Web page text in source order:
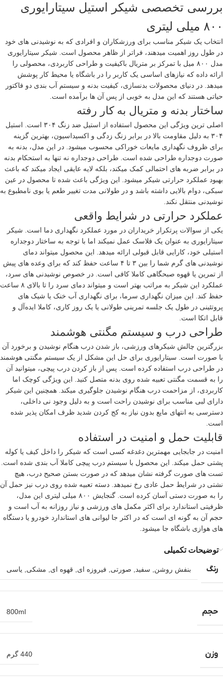
بررسی تخصصی شیکر استیل سیتارایوری
۸۰۰ میلی لیتری
انتخاب یک شیکر مناسب برای ورزشکاران و افرادی که به نوشیدنی های خود
در طول روز اهمیت میدهند، فراتر از ظاهر محصول است. شیکر سیتارایوری
مدل ۸۰۰ میل با تمرکز بر متریال باکیفیت و طراحی کاربردی، محصولی را
ارائه داده که نیازهای اساسی یک کاربر را در باشگاه یا محیط کار پوشش
میدهد. در دنیای محصولات بدنسازی، کیفیت بدنه و سیستم آب بندی دو فاکتور
حیاتی هستند که این مدل به خوبی از پس آن ها برآمده است.
ساختار بدنه و متریال به کار رفته
اصلی ترین ویژگی این محصول استفاده از استیل ضد زنگ ۳۰۴ است. استیل
۳۰۴ به دلیل مقاومت بالا در برابر زنگ زدگی و اکسیداسیون، بهترین گزینه
برای ظروف نگهداری مایعات خوراکی محسوب میشود. در این مدل، بدنه به
صورت دوجداره طراحی شده است. طراحی دوجداره نه تنها به استحکام بدنه
در برابر ضربه های احتمالی کمک میکند، بلکه لایه عایقی ایجاد میکند که باعث
بهبود عملکرد حرارتی شیکر میشود. این ویژگی باعث شده تا محصول در عین
سبکی، دوام بالایی داشته باشد و در طولانی مدت تغییر طعم یا بوی نامطبوع به
نوشیدنی منتقل نکند.
عملکرد حرارتی در شرایط واقعی
یکی از سوالات پرتکرار خریداران در مورد عملکرد نگهداری دما است. شیکر
سیتارایوری به عنوان یک فلاسک عمل نمیکند اما با توجه به ساختار دوجداره
استیلی خود، کارایی قابل قبولی ارائه میدهد. این محصول میتواند دمای
نوشیدنی های گرم شما را بین ۳ تا ۴ ساعت حفظ کند که برای وعده های پیش
از تمرین یا قهوه صبحگاهی کاملا کافی است. در خصوص نوشیدنی های سرد،
عملکرد این شیکر به مراتب بهتر است و میتواند دمای سرد را تا بالای ۸ ساعت
حفظ کند. این میزان نگهداری سرما، برای نگهداری آب خنک یا شیک های
پروتئینی در طول یک جلسه تمرینی طولانی یا یک روز کاری، کاملا ایده‌آل و
قابل اتکا است.
طراحی درب و سیستم مگنتی هوشمند
بزرگترین چالش شیکرهای ورزشی، باز شدن درب هنگام نوشیدن و برخورد آن
با صورت است. سیتارایوری برای حل این مشکل از یک سیستم مگنتی هوشمند
در طراحی درب استفاده کرده است. پس از باز کردن درب پیچی، میتوانید آن
را به قسمت مگنتی تعبیه شده روی بدنه متصل کنید. این ویژگی کوچک اما
کاربردی، از مزاحمت درب هنگام نوشیدن جلوگیری میکند. همچنین این شیکر
دارای لبی مناسب برای نوشیدن راحت است و به دلیل وجود نی داخلی،
دسترسی به انتهای مایع بدون نیاز به کج کردن شدید ظرف امکان پذیر شده
است.
قابلیت حمل و امنیت در استفاده
امنیت در جابجایی مهمترین دغدغه کسی است که شیکر را داخل کیف یا کوله
پشتی حمل میکند. این محصول با سیستم درب پیچی کاملا آب بندی شده است.
تست های صورت گرفته نشان میدهد که در صورت بستن صحیح درب، هیچ
نشتی در شرایط حمل عادی رخ نمیدهد. دسته تعبیه شده روی درب نیز حمل آن
را به صورت دستی آسان کرده است. گنجایش ۸۰۰ میلی لیتری این مدل،
ظرفیتی استاندارد برای اکثر مکمل های ورزشی و نیاز روزانه به آب است و
حجم آن به گونه ای است که در اکثر جا لیوانی های استاندارد خودرو یا دستگاه
های هوازی باشگاه جا میشود.
توضیحات تکمیلی
رنگ بنفش روشن سفید صورتی فیروزه ای قهوه ای مشکی یاسی
حجم 800ml
وزن 440 گرم